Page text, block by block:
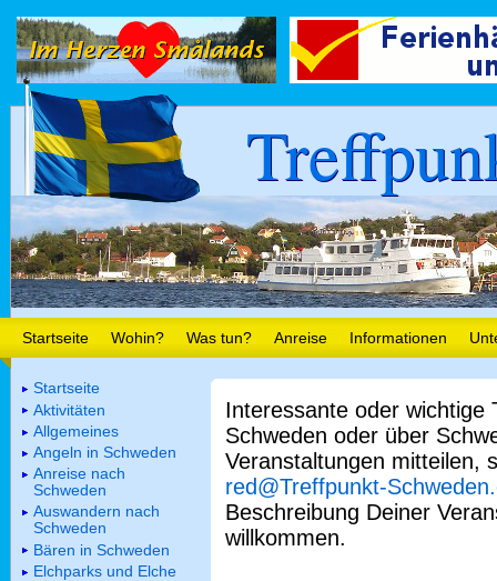
Startseite Wohin? Was tun? Anreise Informationen
Interessante oder wichtige
Schweden oder über
Veranstaltungen mitteilen,
red@Treffpunkt-
Beschreibung Deiner
willkommen.
Startseite
Aktivitäten
Allgemeines
Angeln in Schweden
Anreise nach
Schweden
Auswandern nach
Schweden
Bären in Schweden
Elchparks und Elche